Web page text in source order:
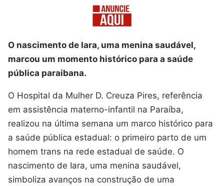
O nascimento de Iara, uma menina saudável,
marcou um momento histórico para a saúde
pública paraibana.
O Hospital da Mulher D. Creuza Pires, referência
em assistência materno-infantil na Paraíba,
realizou na última semana um marco histórico para
a saúde pública estadual: o primeiro parto de um
homem trans na rede estadual de saúde. O
nascimento de Iara, uma menina saudável,
simboliza avanços na construção de uma